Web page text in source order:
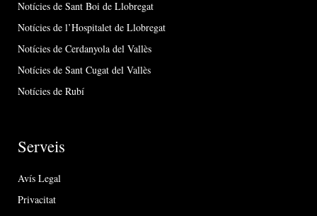
Notícies de Sant Boi de Llobregat
Notícies de l’Hospitalet de Llobregat
Notícies de Cerdanyola del Vallès
Notícies de Sant Cugat del Vallès
Notícies de Rubí
Serveis
Avís Legal
Privacitat